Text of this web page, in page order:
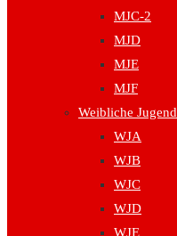
MJC-2
MJD
MJE
MJF
Weibliche Jugend
WJA
WJB
WJC
WJD
WJE